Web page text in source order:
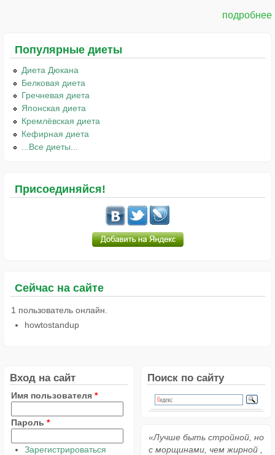
подробнее
Популярные диеты
Диета Дюкана
Белковая диета
Гречневая диета
Японская диета
Кремлёвская диета
Кефирная диета
...Все диеты...
Присоединяйся!
Сейчас на сайте
1 пользователь онлайн.
howtostandup
Вход на сайт
Имя пользователя *
Пароль *
Зарегистрироваться
Поиск по сайту
«Лучше быть стройной, но
с морщинами, чем жирной ,